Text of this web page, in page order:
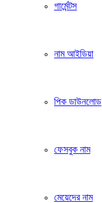
গার্মেন্টস
নাম আইডিয়া
পিক ডাউনলোড
ফেসবুক নাম
মেয়েদের নাম